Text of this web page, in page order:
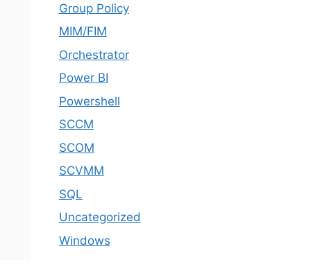
Group Policy
MIM/FIM
Orchestrator
Power BI
Powershell
SCCM
SCOM
SCVMM
SQL
Uncategorized
Windows